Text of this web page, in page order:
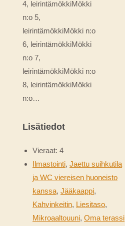
4, leirintämökkiMökki
n:o 5,
leirintämökkiMökki n:o
6, leirintämökkiMökki
n:o 7,
leirintämökkiMökki n:o
8, leirintämökkiMökki
n:o…
Lisätiedot
Vieraat: 4
Ilmastointi, Jaettu suihkutila
ja WC viereisen huoneisto
kanssa, Jääkaappi,
Kahvinkeitin, Liesitaso,
Mikroaaltouuni, Oma terassi